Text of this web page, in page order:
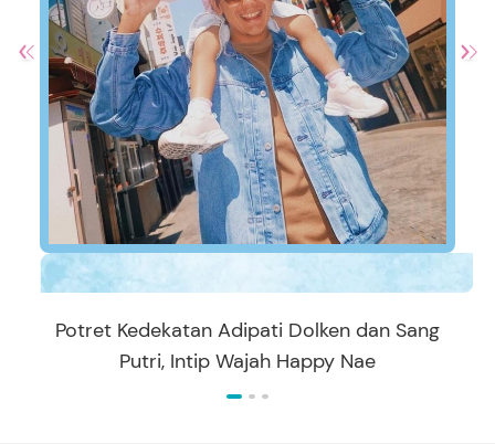
Potret Kedekatan Adipati Dolken dan Sang
Putri, Intip Wajah Happy Nae